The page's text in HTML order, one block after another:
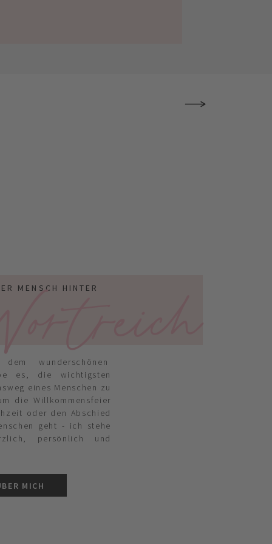
MENSCH HINTER
wunderschönen
es, die wichtigsten
eines Menschen zu
die Willkommensfeier
oder den Abschied
geht - ich stehe
persönlich und
MICH